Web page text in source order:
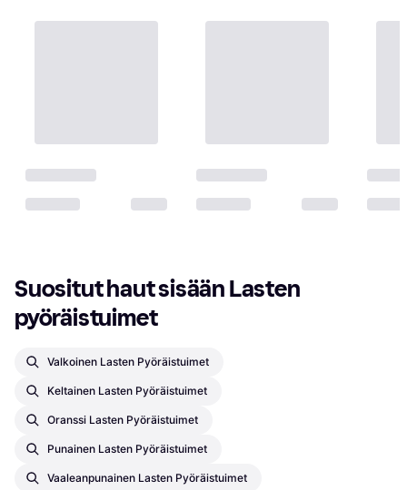
Suositut haut sisään Lasten
pyöräistuimet
Valkoinen Lasten Pyöräistuimet
Keltainen Lasten Pyöräistuimet
Oranssi Lasten Pyöräistuimet
Punainen Lasten Pyöräistuimet
Vaaleanpunainen Lasten Pyöräistuimet